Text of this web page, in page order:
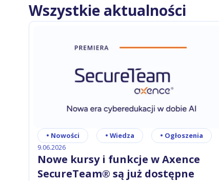
Wszystkie aktualności
• Nowości • Wiedza • Ogłoszenia
9.06.2026
Nowe kursy i funkcje w Axence
SecureTeam® są już dostępne